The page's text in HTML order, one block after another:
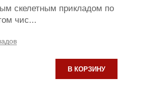
скелетным прикладом по
чис...
В КОРЗИНУ